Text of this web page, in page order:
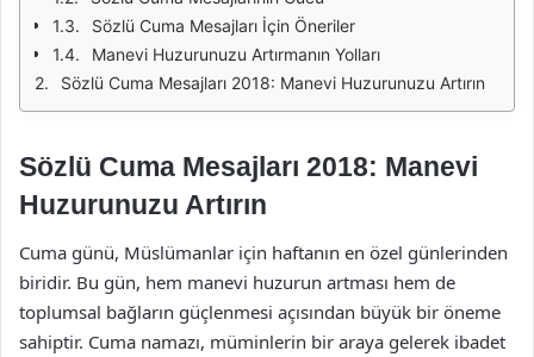
Sözlü Cuma Mesajları İçin Öneriler
Manevi Huzurunuzu Artırmanın Yolları
Sözlü Cuma Mesajları 2018: Manevi Huzurunuzu Artırın
Sözlü Cuma Mesajları 2018: Manevi
Huzurunuzu Artırın
Cuma günü, Müslümanlar için haftanın en özel günlerinden
biridir. Bu gün, hem manevi huzurun artması hem de
toplumsal bağların güçlenmesi açısından büyük bir öneme
sahiptir. Cuma namazı, müminlerin bir araya gelerek ibadet